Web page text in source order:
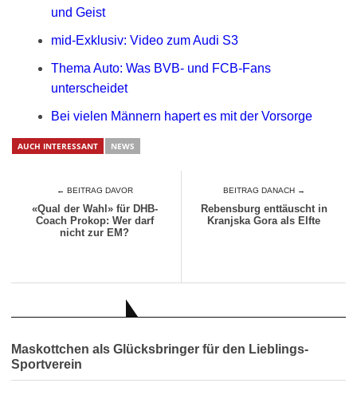
und Geist
mid-Exklusiv: Video zum Audi S3
Thema Auto: Was BVB- und FCB-Fans
unterscheidet
Bei vielen Männern hapert es mit der Vorsorge
AUCH INTERESSANT NEWS
← BEITRAG DAVOR
«Qual der Wahl» für DHB-
Coach Prokop: Wer darf
nicht zur EM?
BEITRAG DANACH →
Rebensburg enttäuscht in
Kranjska Gora als Elfte
Maskottchen als Glücksbringer für den Lieblings-
Sportverein